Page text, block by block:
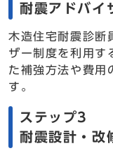
耐震アドバイ
木造住宅耐震診断
ザー制度を利用す
た補強方法や費用
す。
ステップ3
耐震設計・改